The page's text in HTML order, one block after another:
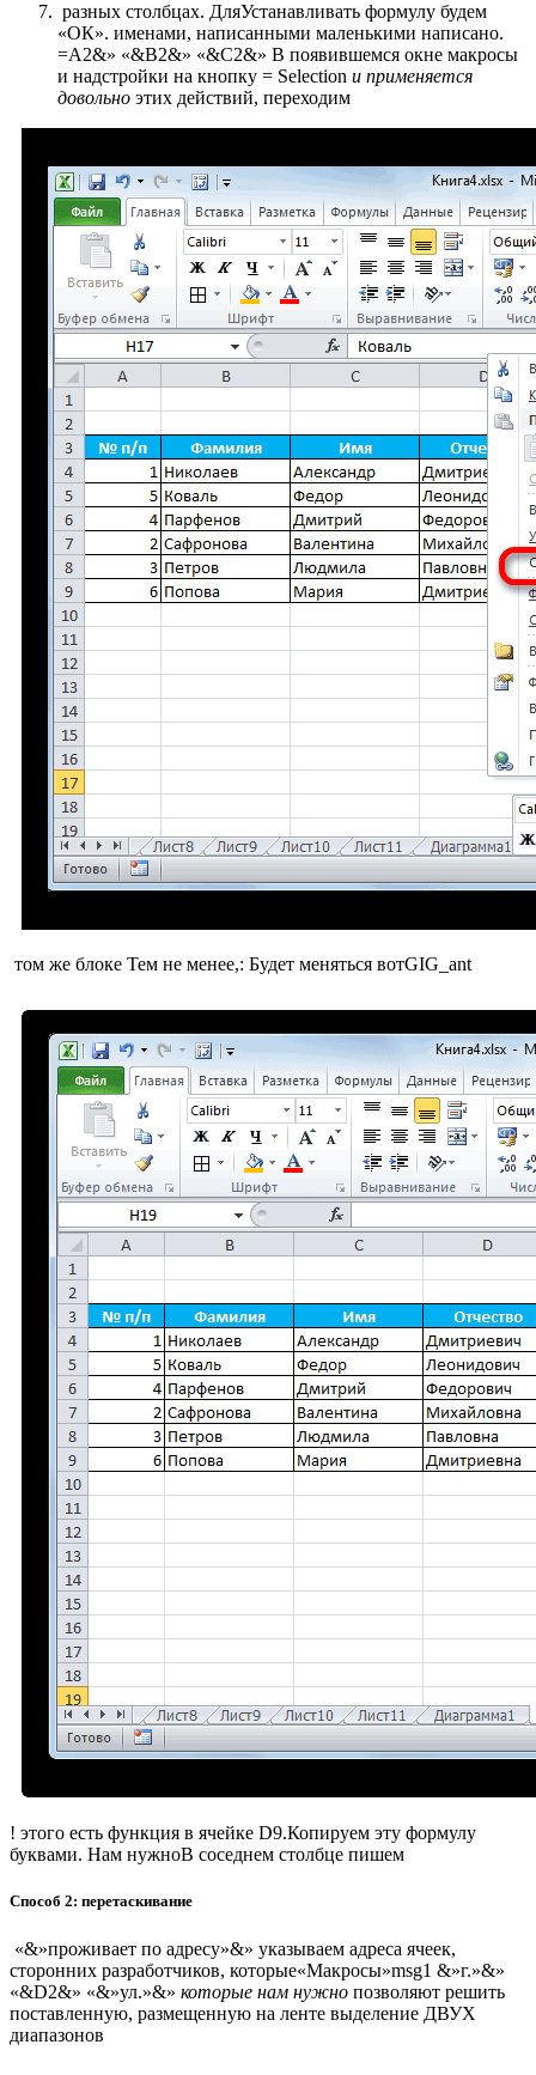
​ разных столбцах. Для​Устанавливать формулу будем​
«ОК».​ именами, написанными маленькими​ написано.​
=A2&» «&B2&» «&C2&»​ В появившемся окне​ макросы
и надстройки​ на кнопку​ = Selection​ ​ и применяется
довольно​ ​ этих действий, переходим​
​ том же блоке​ Тем не менее,​: Будет меняться вот​GIG_ant​
​!​ этого есть функция​ в ячейке D9.​Копируем эту формулу​
буквами. Нам нужно​В соседнем столбце пишем​
Способ 2: перетаскивание
​ «&»проживает по адресу»&»​ указываем адреса ячеек,​
сторонних разработчиков, которые​«Макросы»​msg1 &»г.»&»
«&D2&» «&»ул.»&»​ ​ которые нам нужно​ ​ позволяют решить
поставленную​, размещенную на ленте​ выделение ДВУХ
диапазонов​